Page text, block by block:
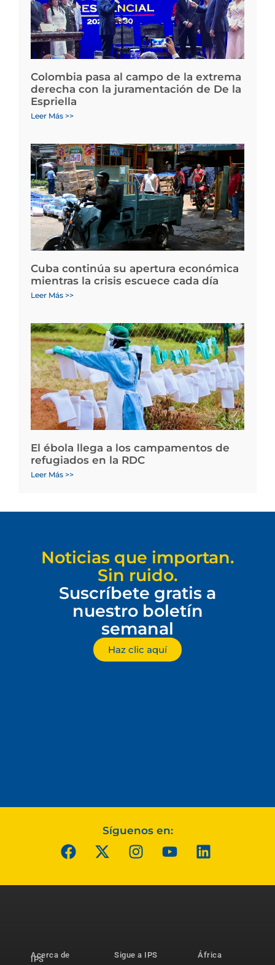
Colombia pasa al campo de la extrema
derecha con la juramentación de De la
Espriella
Leer Más >>
Cuba continúa su apertura económica
mientras la crisis escuece cada día
Leer Más >>
El ébola llega a los campamentos de
refugiados en la RDC
Leer Más >>
Noticias que importan.
Sin ruido.
Suscríbete gratis a
nuestro boletín
semanal
Haz clic aquí
Síguenos en:
Acerca de
IPS
Sigue a IPS
África